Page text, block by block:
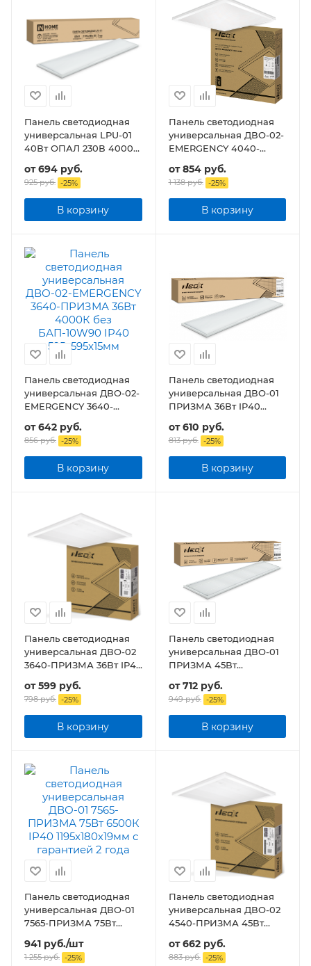
Панель светодиодная
универсальная LPU-01
40Вт ОПАЛ 230В 4000K
IP40
от694 руб.
925 руб. -25%
В корзину
Панель светодиодная
универсальная ДВО-02-
EMERGENCY 4040-
БАП-10W90 IP40
595х595x22мм
от854 руб.
1 138 руб. -25%
В корзину
Панель светодиодная
универсальная ДВО-02-
EMERGENCY 3640-
БАП-10W90 IP40
595х595x15мм
от642 руб.
856 руб. -25%
В корзину
Панель светодиодная
универсальная ДВО-01
ПРИЗМА 36Вт IP40
от610 руб.
813 руб. -25%
В корзину
Панель светодиодная
универсальная ДВО-02
3640-ПРИЗМА 36Вт IP40
от599 руб.
798 руб. -25%
В корзину
Панель светодиодная
универсальная ДВО-01
ПРИЗМА 45Вт
от712 руб.
949 руб. -25%
В корзину
Панель светодиодная
универсальная ДВО-01
7565-ПРИЗМА 75Вт
6500К IP40
1195x180х19мм
941 руб./шт
1 255руб. -25%
Панель светодиодная
универсальная ДВО-02
4540-ПРИЗМА 45Вт
от662 руб.
883 руб. -25%